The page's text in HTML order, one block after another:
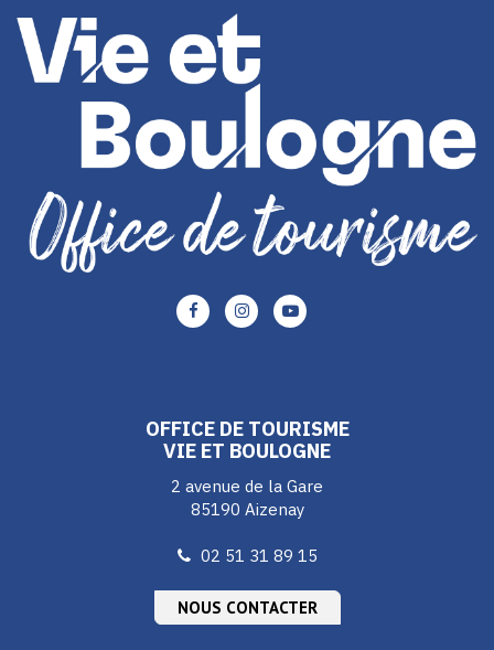
Lien
vers
Lien
vers
Lien
OFFICE DE TOURISME
VIE ET BOULOGNE
2 avenue de la Gare
85190 Aizenay
02 51 31 89 15
NOUS CONTACTER